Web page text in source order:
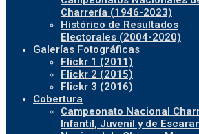
Charrería (1946-2023)
Histórico de Resultados
Electorales (2004-2020)
Galerías Fotográficas
Flickr 1 (2011)
Flickr 2 (2015)
Flickr 3 (2016)
Cobertura
Campeonato Nacional
Infantil, Juvenil y de